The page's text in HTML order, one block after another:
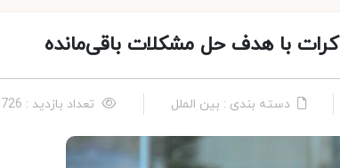
با هدف حل مشکلات باقی‌مانده
دسته بندی : بین الملل تعداد بازدید : 726 نفر